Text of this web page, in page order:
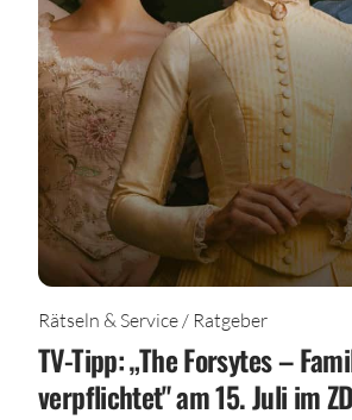
Rätseln & Service / Ratgeber
TV-Tipp: „The Forsytes –
verpflichtet" am 15. Juli im